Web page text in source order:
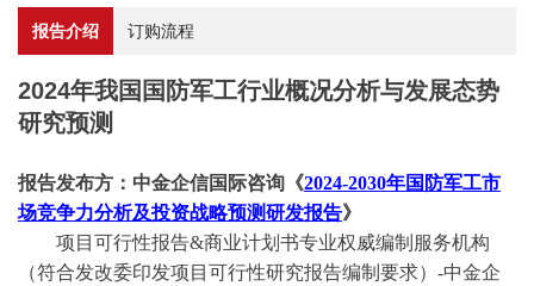
报告介绍 订购流程
2024年我国国防军工行业概况分析与发展态势
研究预测
报告发布方：中金企信国际咨询《2024-2030年国防军工市
场竞争力分析及投资战略预测研发报告》
项目可行性报告&商业计划书专业权威编制服务机构
（符合发改委印发项目可行性研究报告编制要求）-中金企